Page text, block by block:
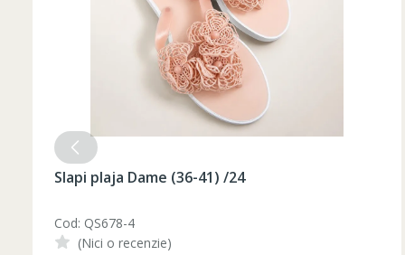
Таблица размеров
Slapi plaja Dame (36-41) /24
Cod: QS678-3
(Nici o recenzie)